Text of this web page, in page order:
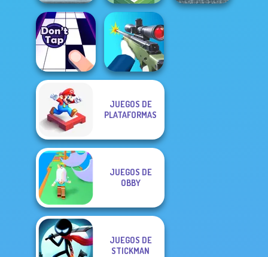
Super Soccer
Noggins
Stack
Don't Tap
JUEGOS DE
PLATAFORMAS
JUEGOS DE
OBBY
JUEGOS DE
STICKMAN